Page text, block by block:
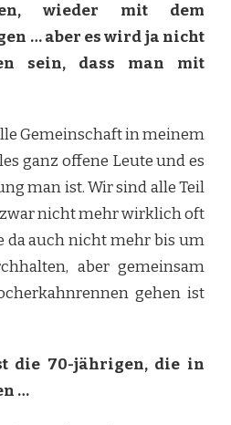
wieder mit dem
… aber es wird ja nicht
sein, dass man mit
Gemeinschaft in meinem
ganz offene Leute und es
man ist. Wir sind alle Teil
zwar nicht mehr wirklich oft
da auch nicht mehr bis um
aber gemeinsam
gehen ist
die 70-jährigen, die in
…